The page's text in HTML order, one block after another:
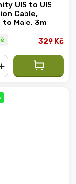
UIS to UIS
Cable,
to Male, 3m
329 Kč